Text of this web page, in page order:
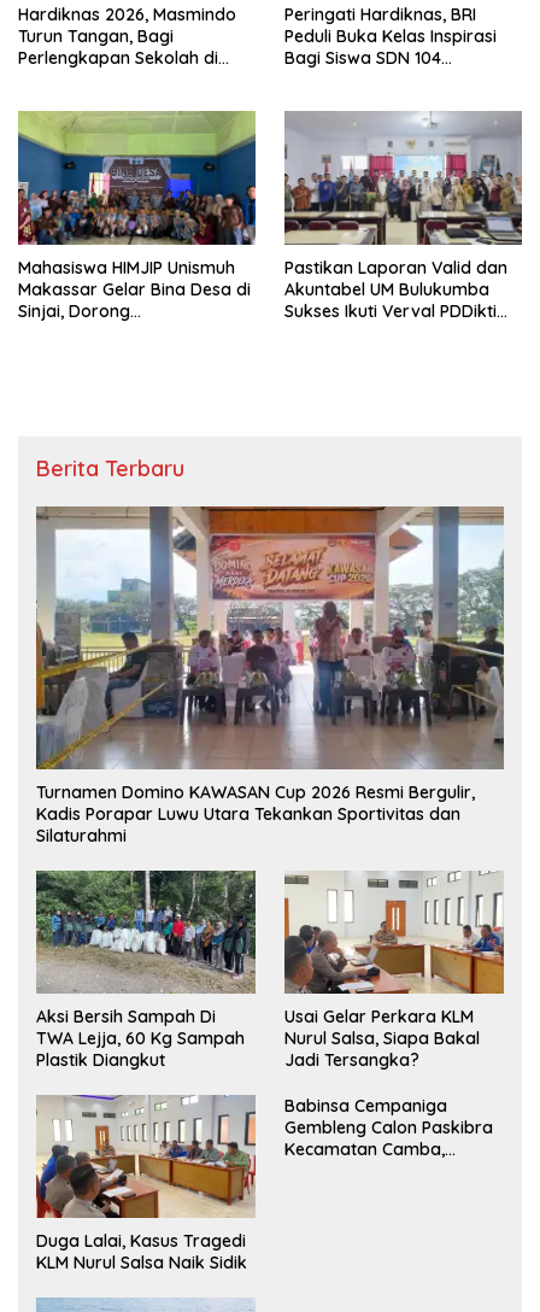
Hardiknas 2026, Masmindo
Turun Tangan, Bagi
Perlengkapan Sekolah di
Peringati Hardiknas, BRI
Peduli Buka Kelas Inspirasi
Bagi Siswa SDN 104
Mahasiswa HIMJIP Unismuh
Makassar Gelar Bina Desa di
Sinjai, Dorong
Pastikan Laporan Valid dan
Akuntabel UM Bulukumba
Sukses Ikuti Verval PDDikti
Berita Terbaru
Turnamen Domino KAWASAN Cup 2026 Resmi Bergulir,
Kadis Porapar Luwu Utara Tekankan Sportivitas dan
Silaturahmi
Aksi Bersih Sampah Di
TWA Lejja, 60 Kg Sampah
Plastik Diangkut
‎Usai Gelar Perkara KLM
Nurul Salsa, Siapa Bakal
Jadi Tersangka?
Duga Lalai, Kasus Tragedi
KLM Nurul Salsa Naik Sidik
Babinsa Cempaniga
Gembleng Calon Paskibra
Kecamatan Camba,